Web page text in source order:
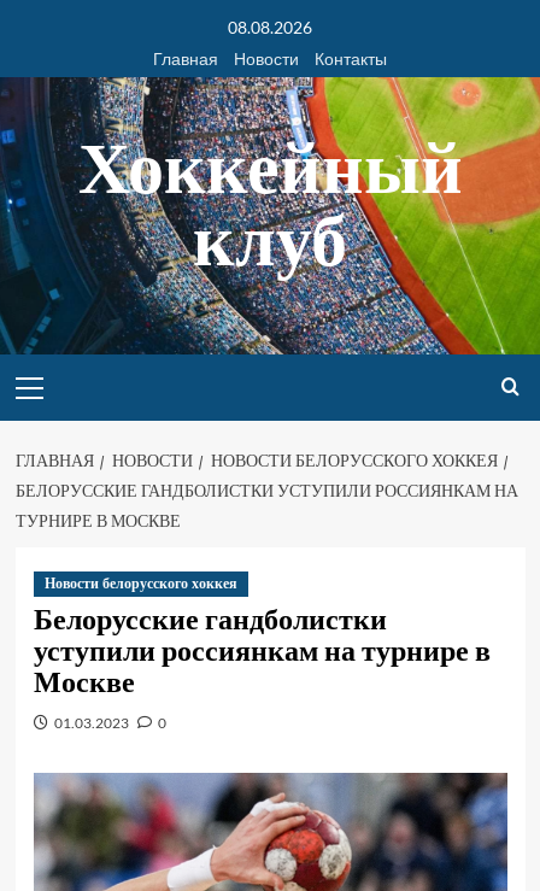
08.08.2026
Главная
Новости Контакты
Хоккейный
клуб
ГЛАВНАЯ НОВОСТИ
НОВОСТИ БЕЛОРУССКОГО ХОККЕЯ
БЕЛОРУССКИЕ ГАНДБОЛИСТКИ УСТУПИЛИ РОССИЯНКАМ НА
ТУРНИРЕ В МОСКВЕ
Новости белорусского хоккея
Белорусские гандболистки
уступили россиянкам на турнире в
Москве
01.03.2023 0